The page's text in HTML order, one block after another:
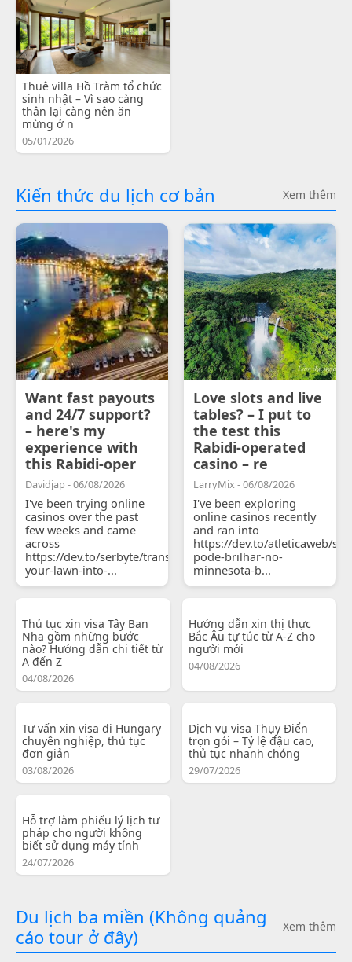
Thuê villa Hồ Tràm tổ chức
sinh nhật – Vì sao càng
thân lại càng nên ăn
mừng ở n
05/01/2026
Kiến thức du lịch cơ bản Xem thêm
Want fast payouts
and 24/7 support?
– here's my
experience with
this Rabidi-oper
Davidjap - 06/08/2026
I've been trying online
casinos over the past
few weeks and came
across
https://dev.to/serbyte/transform-
your-lawn-into-...
Love slots and live
tables? – I put to
the test this
Rabidi-operated
casino – re
LarryMix - 06/08/2026
I've been exploring
online casinos recently
and ran into
https://dev.to/atleticaweb/
pode-brilhar-no-
minnesota-b...
Thủ tục xin visa Tây Ban
Nha gồm những bước
nào? Hướng dẫn chi tiết từ
A đến Z
04/08/2026
Hướng dẫn xin thị thực
Bắc Âu tự túc từ A-Z cho
người mới
04/08/2026
Tư vấn xin visa đi Hungary
chuyên nghiệp, thủ tục
đơn giản
03/08/2026
Dịch vụ visa Thụy Điển
trọn gói – Tỷ lệ đậu cao,
thủ tục nhanh chóng
29/07/2026
Hỗ trợ làm phiếu lý lịch tư
pháp cho người không
biết sử dụng máy tính
24/07/2026
Du lịch ba miền (Không quảng
cáo tour ở đây)
Xem thêm